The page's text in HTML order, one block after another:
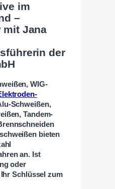
im
–
mit Jana
der
WIG-
Schweißen,
Tandem-
bieten
an. Ist
oder
Schlüssel zum